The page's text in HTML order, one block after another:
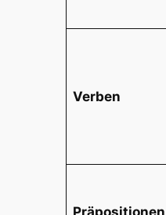
Verben
Präpositionen